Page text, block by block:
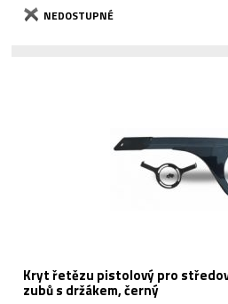
NEDOSTUPNÉ
Kryt řetězu pistolový pro
zubů s držákem, černý